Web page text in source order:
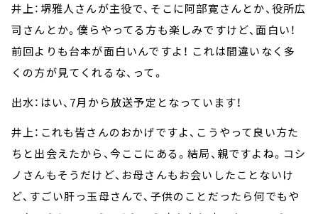
井上：堺雅人さんが主役で、そこに阿部寛さんとか、役所広
司さんとか。僕らやってる方も楽しみですけど、面白い！
前回よりも台本が面白いんですよ！ これは間違いなく多
くの方が見てくれるな、って。
出水：はい、7月から放送予定となっています！
井上：これも皆さんのおかげですよ、こうやって良い方た
ちと出会えたから、今ここにある。結局、親ですよね。コシ
ノさんもそうだけど、お母さんもお会いしたことないけ
ど、すごい肝っ玉母さんで、子供のことだったら何でもや